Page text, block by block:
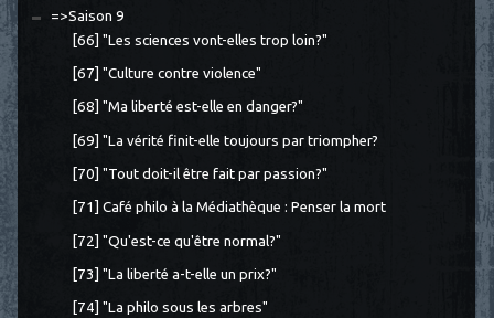
=>Saison 9
[66] "Les sciences vont-elles trop loin?"
[67] "Culture contre violence"
[68] "Ma liberté est-elle en danger?"
[69] "La vérité finit-elle toujours par triompher?
[70] "Tout doit-il être fait par passion?"
[71] Café philo à la Médiathèque : Penser la mort
[72] "Qu'est-ce qu'être normal?"
[73] "La liberté a-t-elle un prix?"
[74] "La philo sous les arbres"